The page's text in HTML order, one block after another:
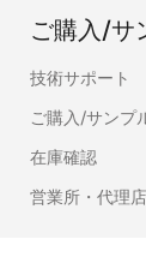
ご購入/サ
技術サポート
ご購入/サンプ
在庫確認
営業所・代理店